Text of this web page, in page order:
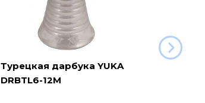
Турецкая дарбука YUKA
DRBTL6-12M